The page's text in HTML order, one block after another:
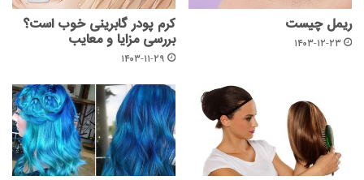
ریمل چیست
۱۴۰۳-۱۲-۲۳
کرم پودر گابرینی خوب است؟
بررسی مزایا و معایب
۱۴۰۳-۱۱-۲۹